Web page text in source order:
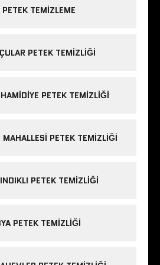
TEMIZLEME
PETEK TEMIZLIĞI
PETEK TEMIZLIĞI
MAHALLESI PETEK TEMIZLIĞI
PETEK TEMIZLIĞI
PETEK TEMIZLIĞI